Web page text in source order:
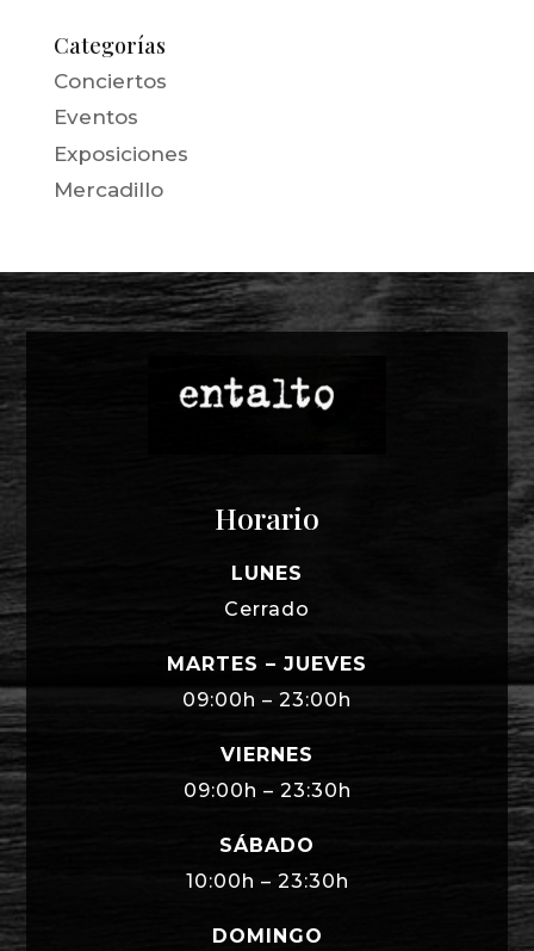
Categorías
Conciertos
Eventos
Exposiciones
Mercadillo
Horario
LUNES
Cerrado
MARTES – JUEVES
09:00h – 23:00h
VIERNES
09:00h – 23:30h
SÁBADO
10:00h – 23:30h
DOMINGO